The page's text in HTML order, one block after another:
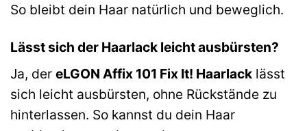
So bleibt dein Haar natürlich und beweglich.
Lässt sich der Haarlack leicht ausbürsten?
Ja, der eLGON Affix 101 Fix It! Haarlack lässt
sich leicht ausbürsten, ohne Rückstände zu
hinterlassen. So kannst du dein Haar